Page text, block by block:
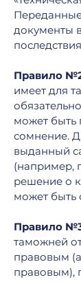
документы
Правило
имеет для
может быть
сомнение.
выданный
(например,
решение о
может быть
Правило
таможней
правовым
правовым),